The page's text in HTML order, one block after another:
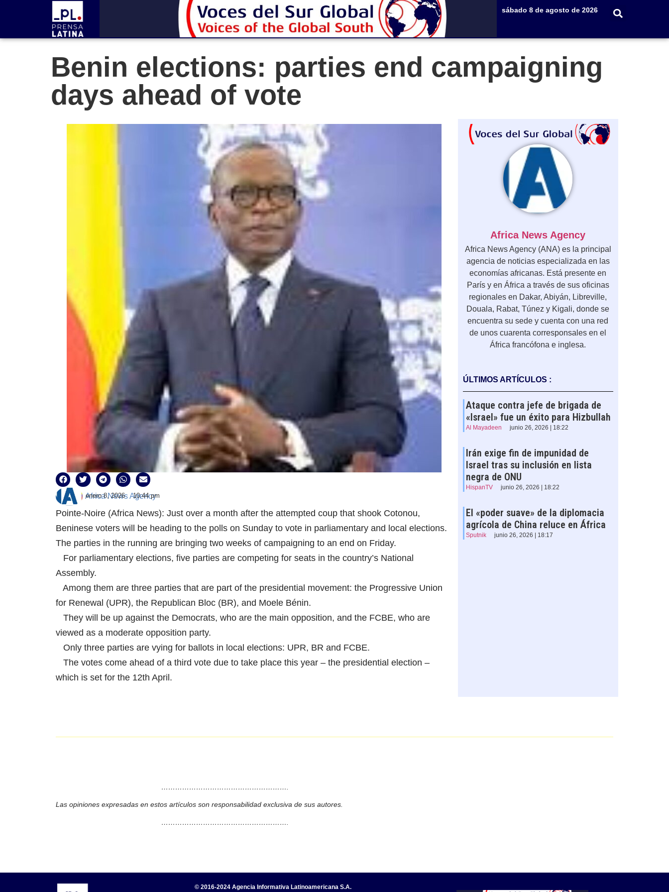
sábado 8 de agosto de 2026
Benin elections: parties end campaigning
days ahead of vote
Africa News Agency
enero 8, 2026 10:44 pm
Pointe-Noire (Africa News): Just over a month after the attempted coup that shook Cotonou,
Beninese voters will be heading to the polls on Sunday to vote in parliamentary and local elections.
The parties in the running are bringing two weeks of campaigning to an end on Friday.
For parliamentary elections, five parties are competing for seats in the country’s National
Assembly.
Among them are three parties that are part of the presidential movement: the Progressive Union
for Renewal (UPR), the Republican Bloc (BR), and Moele Bénin.
They will be up against the Democrats, who are the main opposition, and the FCBE, who are
viewed as a moderate opposition party.
Only three parties are vying for ballots in local elections: UPR, BR and FCBE.
The votes come ahead of a third vote due to take place this year – the presidential election –
which is set for the 12th April.
Africa News Agency
Africa News Agency (ANA) es la principal
agencia de noticias especializada en las
economías africanas. Está presente en
París y en África a través de sus oficinas
regionales en Dakar, Abiyán, Libreville,
Douala, Rabat, Túnez y Kigali, donde se
encuentra su sede y cuenta con una red
de unos cuarenta corresponsales en el
África francófona e inglesa.
ÚLTIMOS ARTÍCULOS :
Ataque contra jefe de brigada de
«Israel» fue un éxito para Hizbullah
Al Mayadeen junio 26, 2026 | 18:22
Irán exige fin de impunidad de
Israel tras su inclusión en lista
negra de ONU
HispanTV junio 26, 2026 | 18:22
El «poder suave» de la diplomacia
agrícola de China reluce en África
Sputnik junio 26, 2026 | 18:17
……………………………………………….
Las opiniones expresadas en estos artículos son responsabilidad exclusiva de sus autores.
……………………………………………….
© 2016-2024 Agencia Informativa Latinoamericana S.A.